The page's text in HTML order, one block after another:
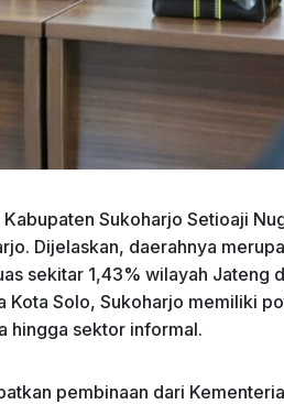
Sukoharjo Setioaji
Dijelaskan, daerahnya
sekitar 1,43% wilayah Jateng
Kota Solo, Sukoharjo memiliki
hingga sektor informal.
pembinaan dari